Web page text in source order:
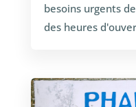
besoins urgents
des heures